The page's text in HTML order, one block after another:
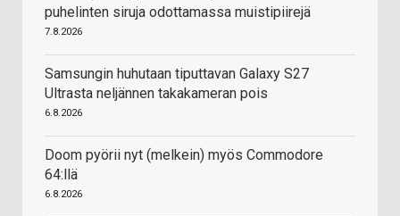
puhelinten siruja odottamassa muistipiirejä
7.8.2026
Samsungin huhutaan tiputtavan Galaxy S27
Ultrasta neljännen takakameran pois
6.8.2026
Doom pyörii nyt (melkein) myös Commodore
64:llä
6.8.2026